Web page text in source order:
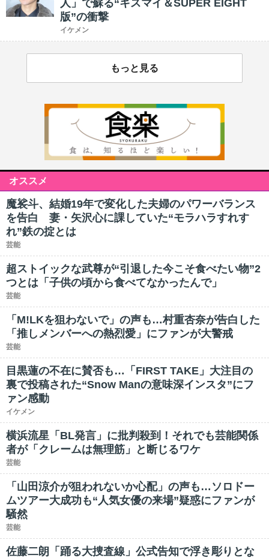
人」で蘇る“キスマイ＆SUPER EIGHT
版”の衝撃
イケメン
もっと見る
オススメ
魔裟斗、結婚19年で変化した夫婦のパワーバランス
を告白 妻・矢沢心に課していた“モラハラすれす
れ”鉄の掟とは
芸能
超ストイックな武尊が“引退した今こそ食べたい物”2
つとは「子供の頃から食べてなかったんで」
芸能
「M!LKを狙わないで」の声も…村重杏奈が告白した
「推しメンバーへの熱烈愛」にファンが大警戒
芸能
目黒蓮の不在に賛否も…「FIRST TAKE」大注目の
裏で投稿された“Snow Manの意味深インスタ”にフ
ァン感動
イケメン
横浜流星「BL発言」に批判殺到！それでも芸能関係
者が「クレームは無理筋」と断じるワケ
芸能
「山田涼介が狙われないか心配」の声も…ソロドー
ムツアー大成功も“人気女優の来場”疑惑にファンが
騒然
芸能
佐藤二朗「踊る大捜査線」公式告知で浮き彫りとな